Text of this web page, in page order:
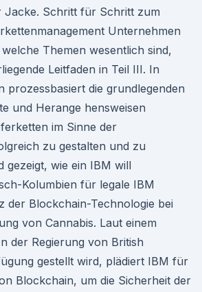
Jacke. Schritt für Schritt zum
Unternehmen
Themen wesentlich sind,
Leitfaden in Teil III. In
prozessbasiert die grundlegenden
und Herange hensweisen
im Sinne der
zu gestalten und zu
gezeigt, wie ein IBM will
Kolumbien für legale IBM
der Blockchain-Technologie bei
von Cannabis. Laut einem
der Regierung von British
gestellt wird, plädiert IBM für
Blockchain, um die Sicherheit der